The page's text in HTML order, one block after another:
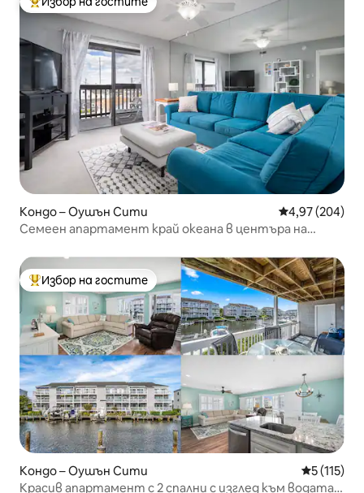
Най-популярен избор на гостите
Кондо – Оушън Сити Средна
4,97 (204)
Семеен апартамент край океана в центъра на
Най-популярен избор на гостите
Избор на гостите
Кондо – Оушън Сити Средна
5 (115)
Красив апартамент с 2 спални с изглед към водата,